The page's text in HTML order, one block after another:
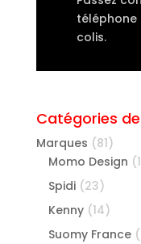
téléphone
colis.
Catégories
Marques (81)
Momo Design
Spidi (23)
Kenny (14)
Suomy France